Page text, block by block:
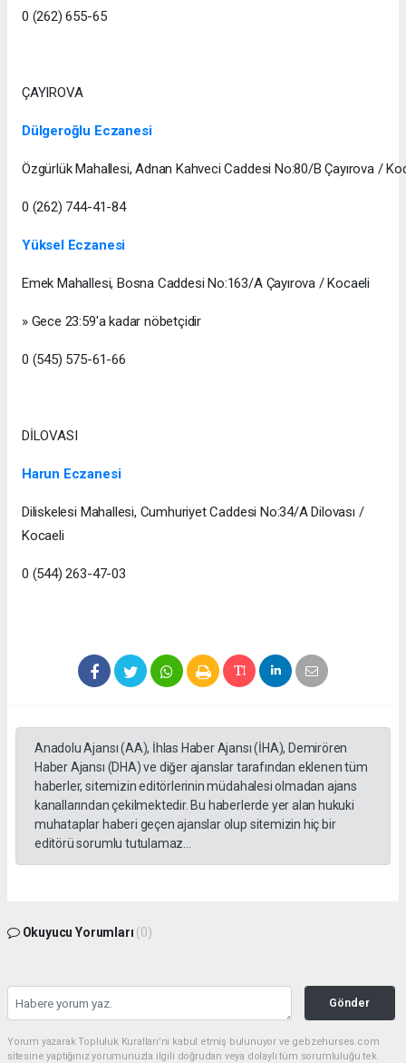
0 (262) 655-65
ÇAYIROVA
Dülgeroğlu Eczanesi
Özgürlük Mahallesi, Adnan Kahveci Caddesi No:80/B Çayırova /
0 (262) 744-41-84
Yüksel Eczanesi
Emek Mahallesi, Bosna Caddesi No:163/A Çayırova / Kocaeli
» Gece 23:59'a kadar nöbetçidir
0 (545) 575-61-66
DİLOVASI
Harun Eczanesi
Diliskelesi Mahallesi, Cumhuriyet Caddesi No:34/A Dilovası /
Kocaeli
0 (544) 263-47-03
Anadolu Ajansı (AA), İhlas Haber Ajansı (İHA), Demirören
Haber Ajansı (DHA) ve diğer ajanslar tarafından eklenen tüm
haberler, sitemizin editörlerinin müdahalesi olmadan ajans
kanallarından çekilmektedir. Bu haberlerde yer alan hukuki
muhataplar haberi geçen ajanslar olup sitemizin hiç bir
editörü sorumlu tutulamaz...
Okuyucu Yorumları (0)
Gönder
Yorum yazarak Topluluk Kuralları’nı kabul etmiş bulunuyor ve gebzehurses.com
sitesine yaptığınız yorumunuzla ilgili doğrudan veya dolaylı tüm sorumluluğu tek